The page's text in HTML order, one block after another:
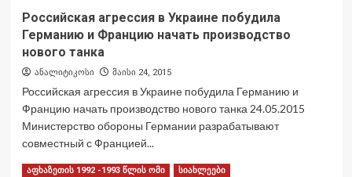
Российская агрессия в Украине побудила
Германию и Францию начать производство
нового танка
ანალიტიკოსი მაისი 24, 2015
Российская агрессия в Украине побудила Германию и
Францию начать производство нового танка 24.05.2015
Министерство обороны Германии разрабатывают
совместный с Францией...
Read MoreRead
აფხაზეთის 1992 -1993 წლის ომი სიახლეები